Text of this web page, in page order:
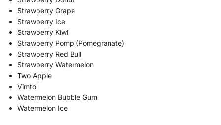
Strawberry Grape
Strawberry Ice
Strawberry Kiwi
Strawberry Pomp (Pomegranate)
Strawberry Red Bull
Strawberry Watermelon
Two Apple
Vimto
Watermelon Bubble Gum
Watermelon Ice